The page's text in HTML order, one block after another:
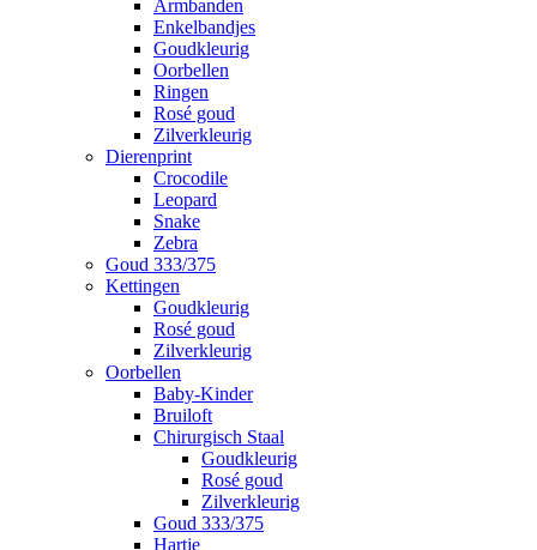
Armbanden
Enkelbandjes
Goudkleurig
Oorbellen
Ringen
Rosé goud
Zilverkleurig
Dierenprint
Crocodile
Leopard
Snake
Zebra
Goud 333/375
Kettingen
Goudkleurig
Rosé goud
Zilverkleurig
Oorbellen
Baby-Kinder
Bruiloft
Chirurgisch Staal
Goudkleurig
Rosé goud
Zilverkleurig
Goud 333/375
Hartje